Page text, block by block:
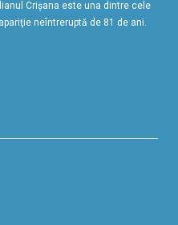
Crişana este una dintre cele
neîntreruptă de 81 de ani.